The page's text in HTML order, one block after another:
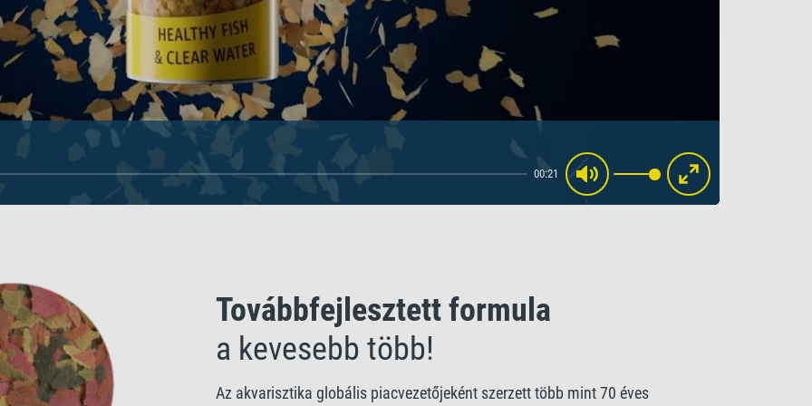
00:21
Mute
Enter
Továbbfejlesztett formula
a kevesebb több!
Az akvarisztika globális piacvezetőjeként szerzett több mint 70 éves